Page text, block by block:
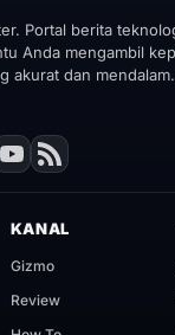
Portal berita
Anda mengambil
akurat dan mendalam.
KANAL
Gizmo
Review